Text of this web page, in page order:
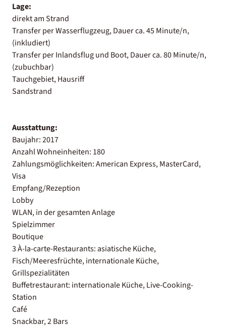
Lage:
direkt am Strand
Transfer per Wasserflugzeug, Dauer ca. 45 Minute/n,
(inkludiert)
Transfer per Inlandsflug und Boot, Dauer ca. 80 Minute/n,
(zubuchbar)
Tauchgebiet, Hausriff
Sandstrand
Ausstattung:
Baujahr: 2017
Anzahl Wohneinheiten: 180
Zahlungsmöglichkeiten: American Express, MasterCard,
Visa
Empfang/Rezeption
Lobby
WLAN, in der gesamten Anlage
Spielzimmer
Boutique
3 À-la-carte-Restaurants: asiatische Küche,
Fisch/Meeresfrüchte, internationale Küche,
Grillspezialitäten
Buffetrestaurant: internationale Küche, Live-Cooking-
Station
Café
Snackbar, 2 Bars